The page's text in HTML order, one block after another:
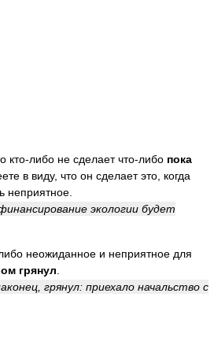
кто-либо не сделает что-либо пока
в виду, что он сделает это, когда
неприятное.
экологии будет
неожиданное и неприятное для
грянул
грянул: приехало начальство с